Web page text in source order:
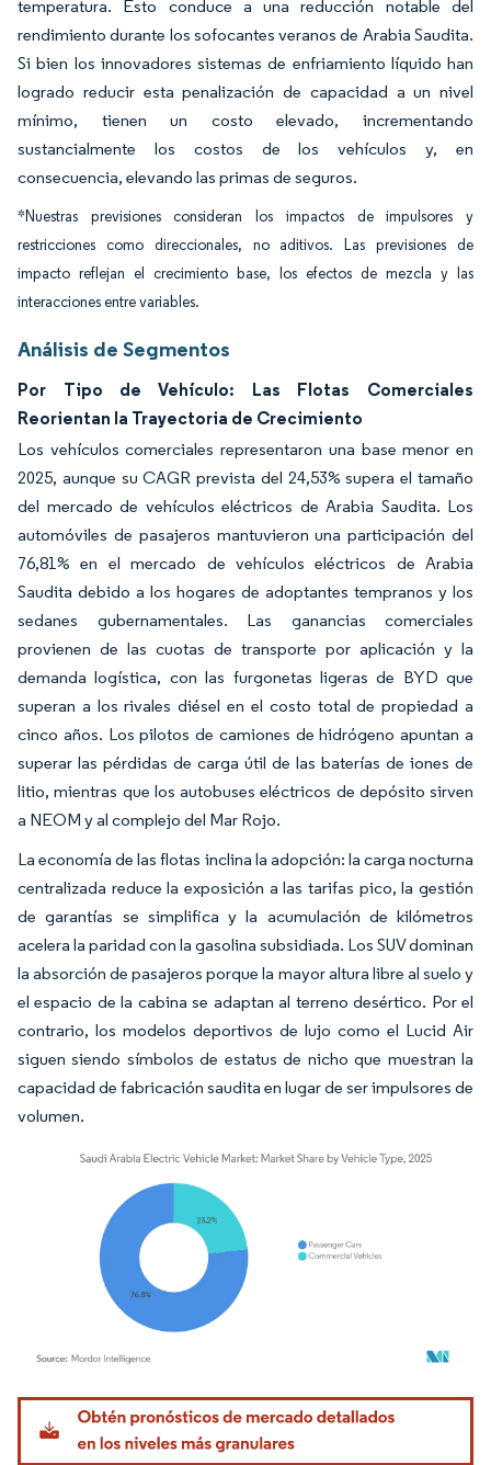
temperatura. Esto conduce a una reducción notable del
rendimiento durante los sofocantes veranos de Arabia Saudita.
Si bien los innovadores sistemas de enfriamiento líquido han
logrado reducir esta penalización de capacidad a un nivel
mínimo, tienen un costo elevado, incrementando
sustancialmente los costos de los vehículos y, en
consecuencia, elevando las primas de seguros.
*Nuestras previsiones consideran los impactos de impulsores y
restricciones como direccionales, no aditivos. Las previsiones de
impacto reflejan el crecimiento base, los efectos de mezcla y las
interacciones entre variables.
Análisis de Segmentos
Por Tipo de Vehículo: Las Flotas Comerciales
Reorientan la Trayectoria de Crecimiento
Los vehículos comerciales representaron una base menor en
2025, aunque su CAGR prevista del 24,53% supera el tamaño
del mercado de vehículos eléctricos de Arabia Saudita. Los
automóviles de pasajeros mantuvieron una participación del
76,81% en el mercado de vehículos eléctricos de Arabia
Saudita debido a los hogares de adoptantes tempranos y los
sedanes gubernamentales. Las ganancias comerciales
provienen de las cuotas de transporte por aplicación y la
demanda logística, con las furgonetas ligeras de BYD que
superan a los rivales diésel en el costo total de propiedad a
cinco años. Los pilotos de camiones de hidrógeno apuntan a
superar las pérdidas de carga útil de las baterías de iones de
litio, mientras que los autobuses eléctricos de depósito sirven
a NEOM y al complejo del Mar Rojo.
La economía de las flotas inclina la adopción: la carga nocturna
centralizada reduce la exposición a las tarifas pico, la gestión
de garantías se simplifica y la acumulación de kilómetros
acelera la paridad con la gasolina subsidiada. Los SUV dominan
la absorción de pasajeros porque la mayor altura libre al suelo y
el espacio de la cabina se adaptan al terreno desértico. Por el
contrario, los modelos deportivos de lujo como el Lucid Air
siguen siendo símbolos de estatus de nicho que muestran la
capacidad de fabricación saudita en lugar de ser impulsores de
volumen.
Imagen © Mordor Intelligence. El uso requiere atribución según CC BY 4.0.